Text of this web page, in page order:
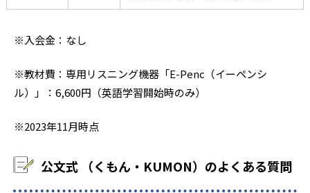
※入会金：なし
※教材費：専用リスニング機器「E-Penc（イーペンシ
ル）」：6,600円（英語学習開始時のみ）
※2023年11月時点
公文式 （くもん・KUMON）のよくある質問